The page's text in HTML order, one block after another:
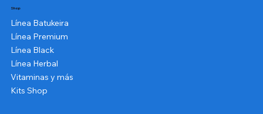
Shop
Línea Batukeira
Línea Premium
Línea Black
Línea Herbal
Vitaminas y más
Kits Shop